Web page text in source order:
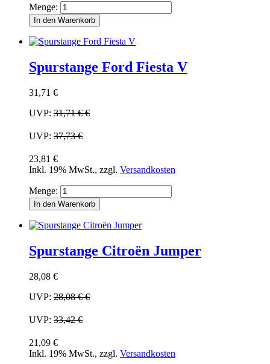
Menge:
In den Warenkorb
Spurstange Ford Fiesta V
31,71 €
UVP: 31,71 €€
UVP: 37,73 €
23,81 €
Inkl. 19% MwSt., zzgl. Versandkosten
Menge:
In den Warenkorb
Spurstange Citroën Jumper
28,08 €
UVP: 28,08 €€
UVP: 33,42 €
21,09 €
Inkl. 19% MwSt., zzgl. Versandkosten